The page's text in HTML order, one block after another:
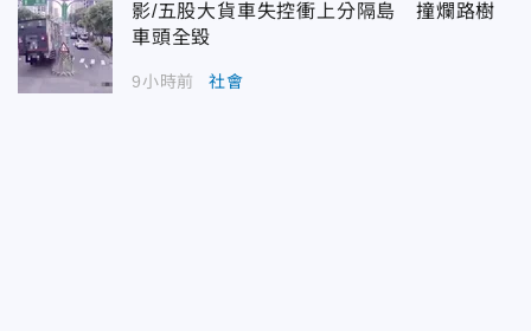
影/五股大貨車失控衝上分隔島 撞爛路樹
車頭全毀
9小時前 社會